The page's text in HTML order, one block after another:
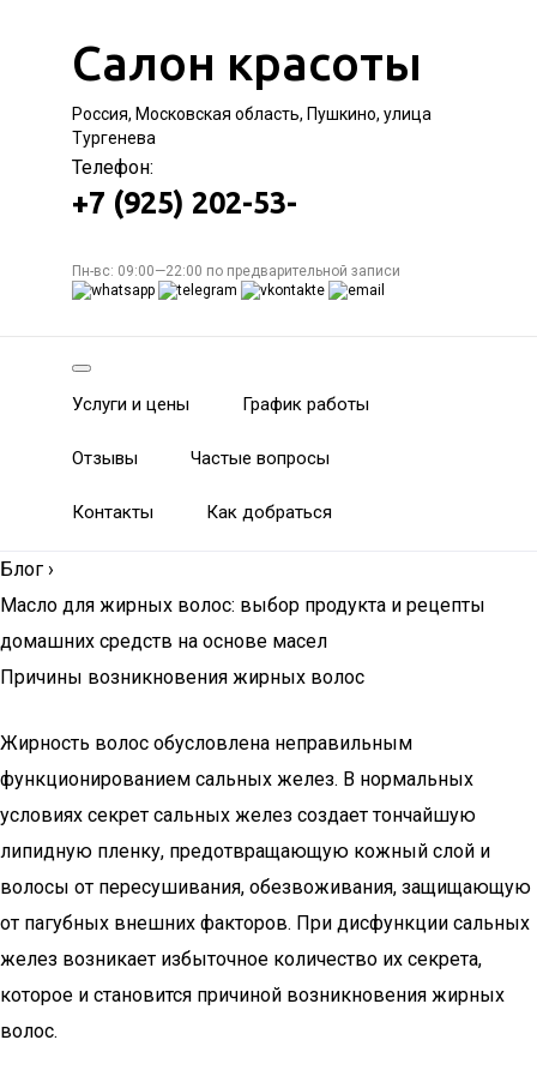
Салон красоты
Россия, Московская область, Пушкино, улица
Тургенева
Телефон:
+7 (925) 202-53-
Пн-вс: 09:00—22:00 по предварительной записи
Услуги и цены График работы
Отзывы Частые вопросы
Контакты Как добраться
Блог ›
Масло для жирных волос: выбор продукта и рецепты
домашних средств на основе масел
Причины возникновения жирных волос
Жирность волос обусловлена неправильным
функционированием сальных желез. В нормальных
условиях секрет сальных желез создает тончайшую
липидную пленку, предотвращающую кожный слой и
волосы от пересушивания, обезвоживания, защищающую
от пагубных внешних факторов. При дисфункции сальных
желез возникает избыточное количество их секрета,
которое и становится причиной возникновения жирных
волос.